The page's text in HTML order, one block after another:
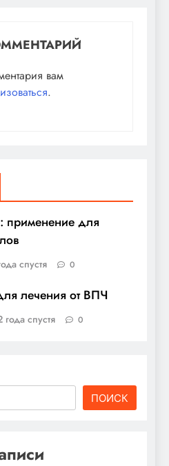
вам
.
применение для
спустя 0
лечения от ВПЧ
года спустя 0
ПОИСК